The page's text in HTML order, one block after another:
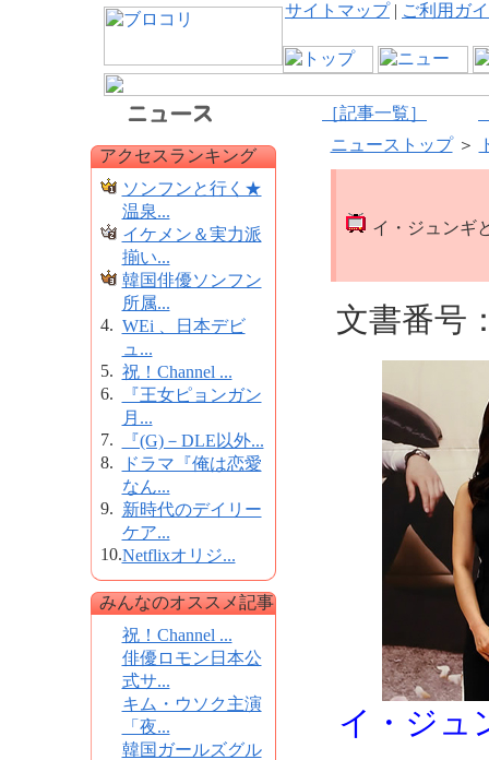
サイトマップ| ご利用ガ
［記事一覧］
アクセスランキング
ソンフンと行く★
温泉...
イケメン＆実力派
揃い...
韓国俳優ソンフン
所属...
4. WEi 、日本デビ
ュ...
5. 祝！Channel ...
6.
『王女ピョンガン
月...
7.
『(G)－DLE以外...
8.
ドラマ『俺は恋愛
なん...
9. 新時代のデイリー
ケア...
10.Netflixオリジ...
みんなのオススメ記事
祝！Channel ...
俳優ロモン日本公
式サ...
キム・ウソク主演
「夜...
韓国ガールズグル
ニューストップ＞
イ・ジュンギ
文書番号
イ・ジュ